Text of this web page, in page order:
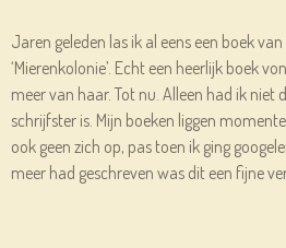
Jaren geleden las ik al eens een boek
‘Mierenkolonie’. Echt een heerlijk boek
meer van haar. Tot nu. Alleen had ik niet
schrijfster is. Mijn boeken liggen
ook geen zich op, pas toen ik ging
meer had geschreven was dit een fijne